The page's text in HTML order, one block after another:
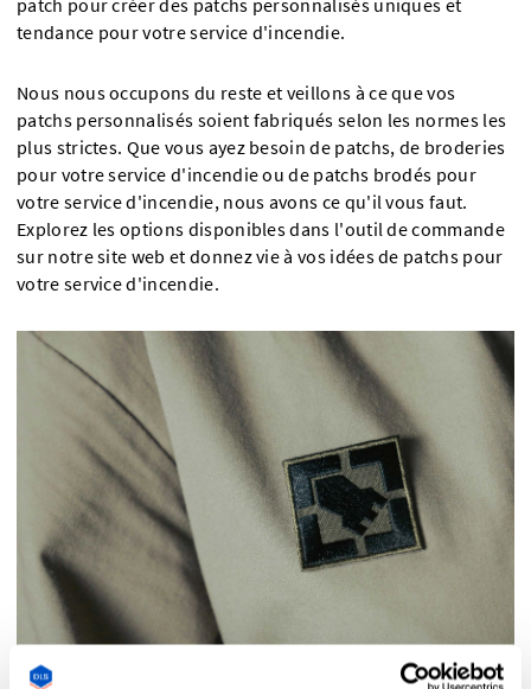
patch pour créer des patchs personnalisés uniques et
tendance pour votre service d'incendie.
Nous nous occupons du reste et veillons à ce que vos
patchs personnalisés soient fabriqués selon les normes les
plus strictes. Que vous ayez besoin de patchs, de broderies
pour votre service d'incendie ou de patchs brodés pour
votre service d'incendie, nous avons ce qu'il vous faut.
Explorez les options disponibles dans l'outil de commande
sur notre site web et donnez vie à vos idées de patchs pour
votre service d'incendie.